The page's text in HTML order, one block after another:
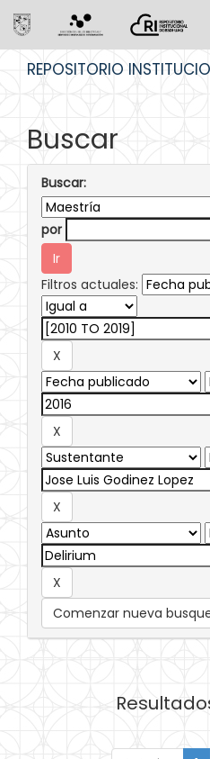
REPOSITORIO
Buscar
Buscar:
por
Filtros actuales:
Comenzar nueva